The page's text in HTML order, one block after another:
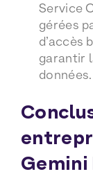
Service
gérées
d’accès
garantir
données.